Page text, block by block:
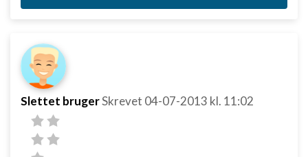
Slettet brugerSkrevet 04-07-2013 kl. 11:02